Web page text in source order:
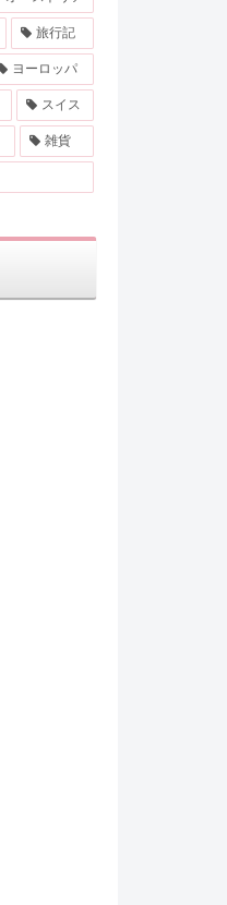
旅行記
ヨーロッパ
スイス
雑貨